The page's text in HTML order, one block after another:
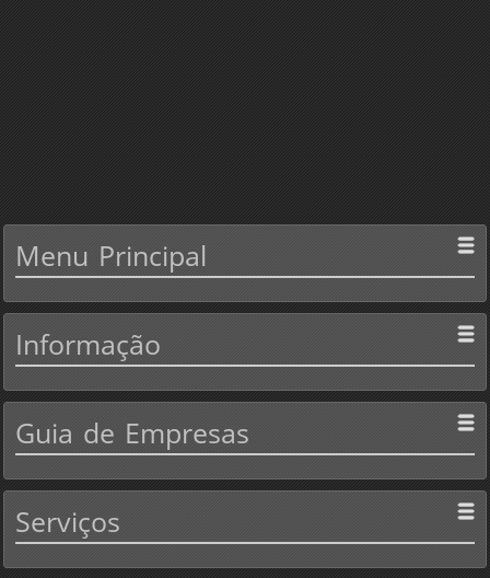
Menu Principal
Informação
Guia de Empresas
Serviços